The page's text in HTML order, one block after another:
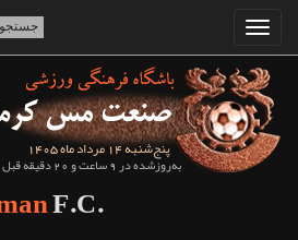
پنج‌شنبه 14 مرداد ماه 1405
به‌روزشده در 9 ساعت و 20 دقیقه قبل
F.C.